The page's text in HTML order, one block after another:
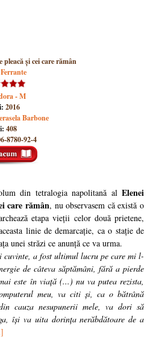
pleacă și cei care rămân
- M
2016
Barbone
408
8780-92-4
din tetralogia napolitană al Elenei
care rămân, nu observasem că există o
etapa vieții celor două prietene,
linie de demarcație, ca o stație de
unei străzi ce anunță ce va urma.
cuvinte, a fost ultimul lucru pe care mi l-
de câteva săptămâni, fără a pierde
este în viață (...) nu va putea rezista,
meu, va citi și, ca o bătrână
cauza nesupunerii mele, va dori să
își va uita dorința nerăbdătoare de a